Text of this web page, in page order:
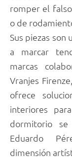
romper el
o de
Sus piezas son
a marcar
marcas
Vranjes
ofrece
interiores
dormitorio
Eduardo
dimensión